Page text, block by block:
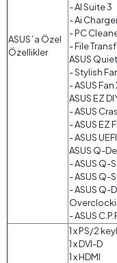
ASUS´a Özel
Özellikler
- AI Suite 3
- Ai
- PC
- File
ASUS
- Stylish
- ASUS
ASUS EZ
- ASUS
- ASUS EZ
- ASUS
ASUS Q-
- ASUS Q-
- ASUS Q-
- ASUS Q-
- ASUS
1 x PS/2
1 x DVI-D
1 x HDMI